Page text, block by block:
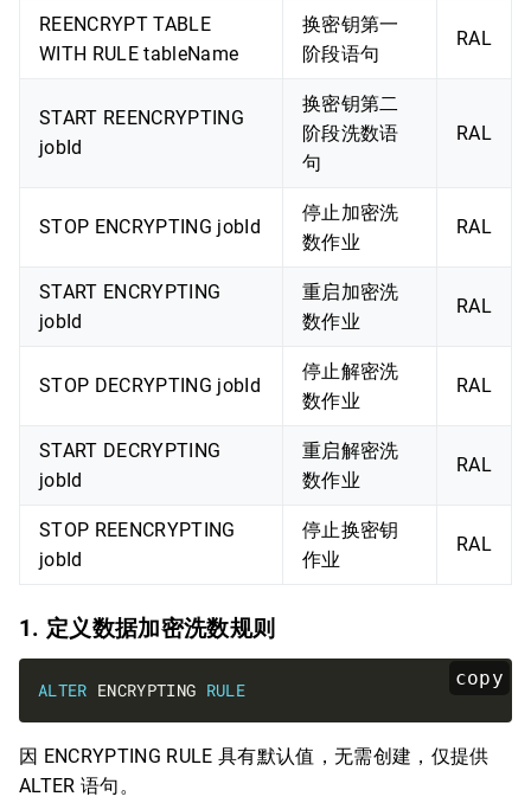
REENCRYPT TABLE
WITH RULE tableName
换密钥第一
阶段语句
RAL
START REENCRYPTING
jobId
换密钥第二
阶段洗数语
句
RAL
STOP ENCRYPTING jobId
停止加密洗
数作业
RAL
START ENCRYPTING
jobId
重启加密洗
数作业
RAL
STOP DECRYPTING jobId
停止解密洗
数作业
RAL
START DECRYPTING
jobId
重启解密洗
数作业
RAL
STOP REENCRYPTING
jobId
停止换密钥
作业
RAL
1. 定义数据加密洗数规则
copy
ALTER ENCRYPTING RULE
因 ENCRYPTING RULE 具有默认值，无需创建，仅提供
ALTER 语句。